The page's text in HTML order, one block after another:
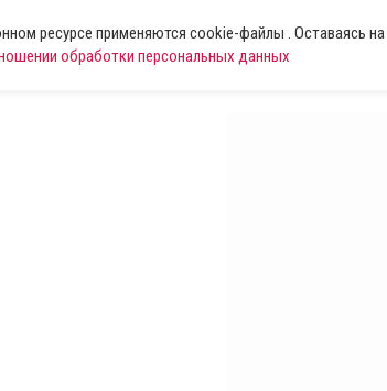
ресурсе применяются cookie-файлы . Оставаясь
обработки персональных данных